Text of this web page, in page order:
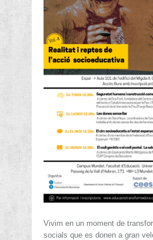
Vivim en un moment de
socials que es donen a gran